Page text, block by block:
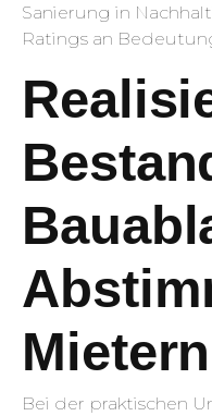
Sanierung in
Ratings an
Mietern
Bei der praktischen